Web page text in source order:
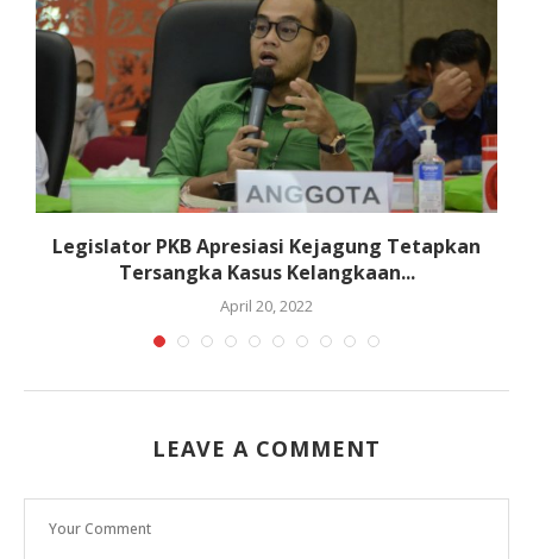
Legislator PKB Apresiasi Kejagung Tetapkan
Tersangka Kasus Kelangkaan...
April 20, 2022
LEAVE A COMMENT